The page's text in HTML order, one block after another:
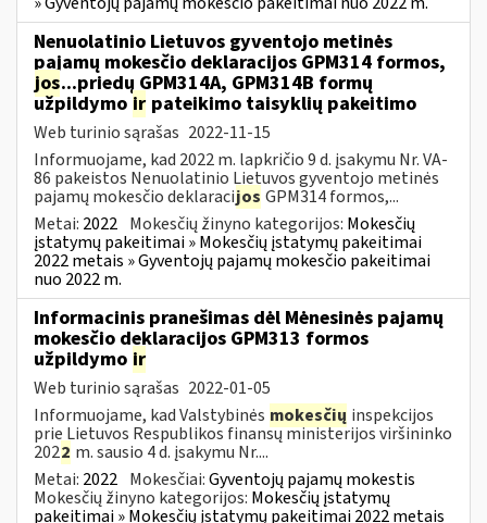
Nenuolatinio Lietuvos gyventojo metinės
pajamų mokesčio deklaracijos GPM314 formos,
jos...priedų GPM314A, GPM314B formų
užpildymo ir pateikimo taisyklių pakeitimo
Web turinio sąrašas 2022-11-15
Informuojame, kad 2022 m. lapkričio 9 d. įsakymu Nr. VA-
86 pakeistos Nenuolatinio Lietuvos gyventojo metinės
pajamų mokesčio deklaracijos GPM314 formos,...
Metai: 2022 Mokesčių žinyno kategorijos: Mokesčių
įstatymų pakeitimai » Mokesčių įstatymų pakeitimai
2022 metais » Gyventojų pajamų mokesčio pakeitimai
nuo 2022 m.
Informacinis pranešimas dėl Mėnesinės pajamų
mokesčio deklaracijos GPM313 formos
užpildymo ir
Web turinio sąrašas 2022-01-05
Informuojame, kad Valstybinės mokesčių inspekcijos
prie Lietuvos Respublikos finansų ministerijos viršininko
2022 m. sausio 4 d. įsakymu Nr....
Metai: 2022 Mokesčiai:Gyventojų pajamų mokestis
Mokesčių žinyno kategorijos: Mokesčių įstatymų
pakeitimai » Mokesčių įstatymų pakeitimai 2022 metais